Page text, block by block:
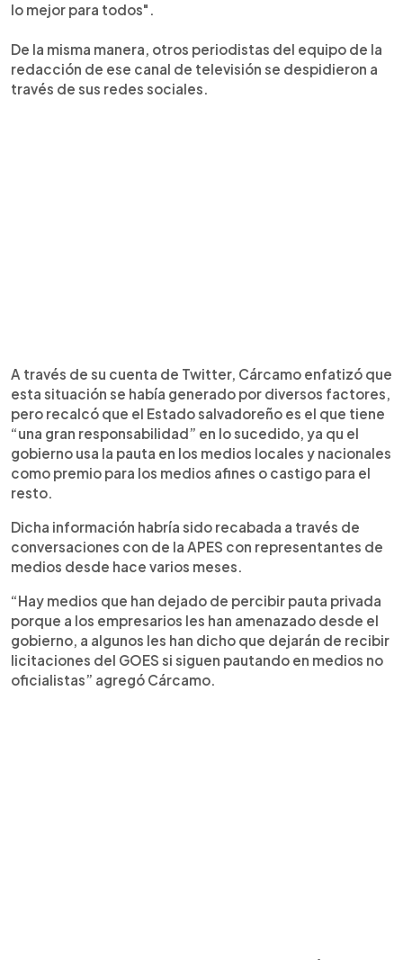
lo mejor para todos".
De la misma manera, otros periodistas del equipo de la
redacción de ese canal de televisión se despidieron a
través de sus redes sociales.
A través de su cuenta de Twitter, Cárcamo enfatizó que
esta situación se había generado por diversos factores,
pero recalcó que el Estado salvadoreño es el que tiene
“una gran responsabilidad” en lo sucedido, ya qu el
gobierno usa la pauta en los medios locales y nacionales
como premio para los medios afines o castigo para el
resto.
Dicha información habría sido recabada a través de
conversaciones con de la APES con representantes de
medios desde hace varios meses.
“Hay medios que han dejado de percibir pauta privada
porque a los empresarios les han amenazado desde el
gobierno, a algunos les han dicho que dejarán de recibir
licitaciones del GOES si siguen pautando en medios no
oficialistas” agregó Cárcamo.